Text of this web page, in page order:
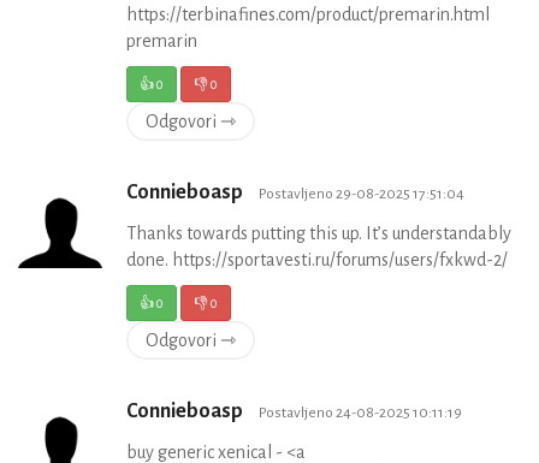
https://terbinafines.com/product/premarin.html
premarin
👍0 👎0
Odgovori ⇾
Connieboasp Postavljeno 29-08-2025 17:51:04
Thanks towards putting this up. It’s understandably
done. https://sportavesti.ru/forums/users/fxkwd-2/
👍0 👎0
Odgovori ⇾
Connieboasp Postavljeno 24-08-2025 10:11:19
buy generic xenical - <a